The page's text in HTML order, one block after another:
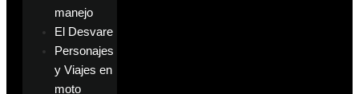
manejo
El Desvare
Personajes
y Viajes en
moto